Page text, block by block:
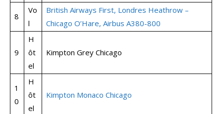
8
Vo
l
British Airways First, Londres Heathrow –
Chicago O’Hare, Airbus A380-800
9
H
ôt
el
Kimpton Grey Chicago
1
0
H
ôt
el
Kimpton Monaco Chicago